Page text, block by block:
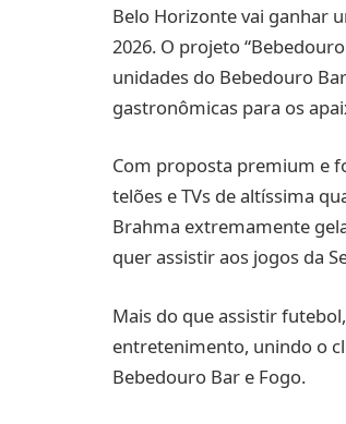
Belo Horizonte vai ganhar
2026. O projeto
unidades do Bebedouro
gastronômicas para os
Com proposta premium e
telões e TVs de altíssima
Brahma extremamente
quer assistir aos jogos da
Mais do que assistir
entretenimento, unindo o
Bebedouro Bar e Fogo.